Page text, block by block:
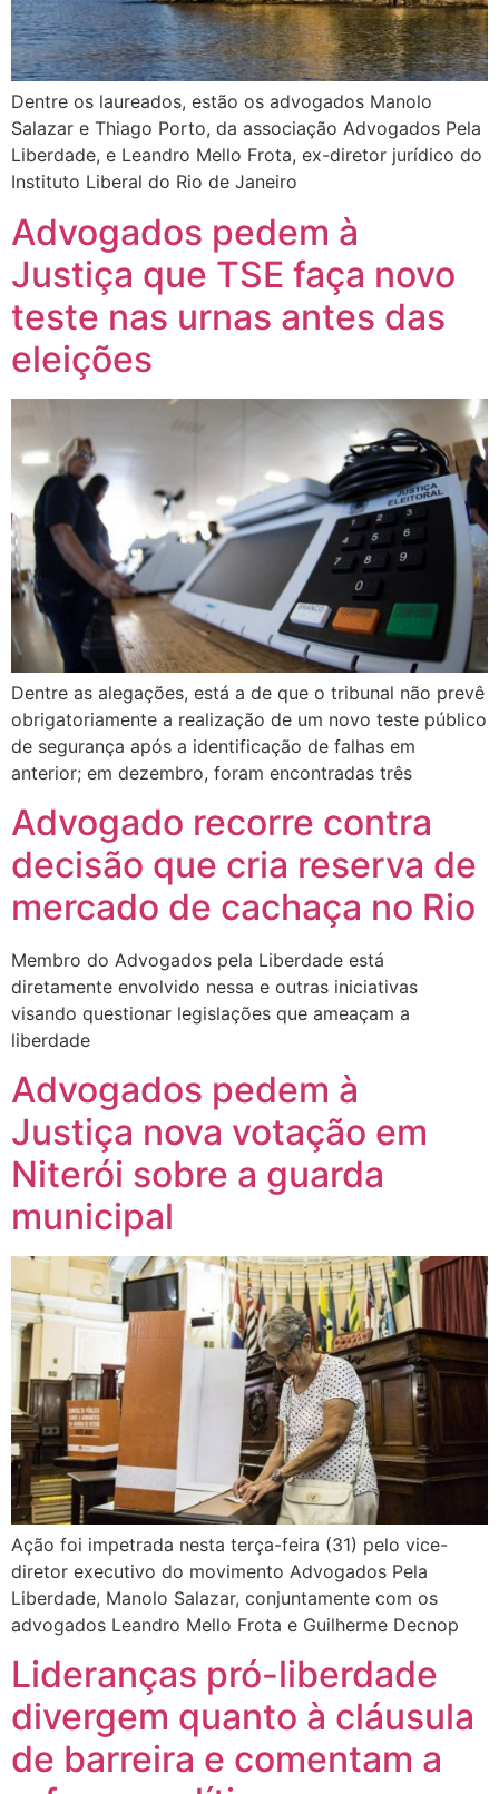
Dentre os laureados, estão os advogados Manolo
Salazar e Thiago Porto, da associação Advogados Pela
Liberdade, e Leandro Mello Frota, ex-diretor jurídico do
Instituto Liberal do Rio de Janeiro
Advogados pedem à
Justiça que TSE faça novo
teste nas urnas antes das
eleições
Dentre as alegações, está a de que o tribunal não prevê
obrigatoriamente a realização de um novo teste público
de segurança após a identificação de falhas em
anterior; em dezembro, foram encontradas três
Advogado recorre contra
decisão que cria reserva de
mercado de cachaça no Rio
Membro do Advogados pela Liberdade está
diretamente envolvido nessa e outras iniciativas
visando questionar legislações que ameaçam a
liberdade
Advogados pedem à
Justiça nova votação em
Niterói sobre a guarda
municipal
Ação foi impetrada nesta terça-feira (31) pelo vice-
diretor executivo do movimento Advogados Pela
Liberdade, Manolo Salazar, conjuntamente com os
advogados Leandro Mello Frota e Guilherme Decnop
Lideranças pró-liberdade
divergem quanto à cláusula
de barreira e comentam a